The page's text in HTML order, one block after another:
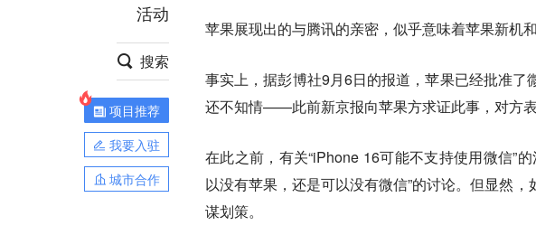
安徽
活动
搜索
项目推荐
我要入驻
城市合作
苹果展现出的与腾讯的亲密，似乎意味着苹果新机
事实上，据彭博社9月6日的报道，苹果已经批准
还不知情——此前新京报向苹果方求证此事，对方表
在此之前，有关“iPhone 16可能不支持使用微信”
以没有苹果，还是可以没有微信”的讨论。但显然
谋划策。